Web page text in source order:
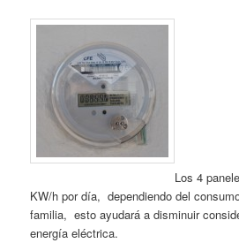
Los 4
KW/h por día, dependiendo del
familia, esto ayudará a disminuir
energía eléctrica.